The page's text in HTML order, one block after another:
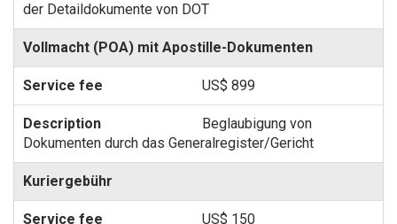
der Detaildokumente von DOT
Vollmacht (POA) mit Apostille-Dokumenten
US$ 899
Beglaubigung von
Dokumenten durch das Generalregister/Gericht
Kuriergebühr
US$ 150